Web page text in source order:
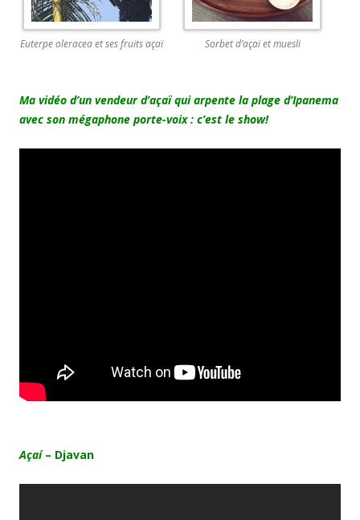
Euterpe oleracea et ses fruits açaï Sorbet d’açaï et muesli
Ma vidéo d’un vendeur d’açaï qui arpente la plage d’Ipanema
avec son mégaphone porte-voix : c’est le show!
Açaí– Djavan